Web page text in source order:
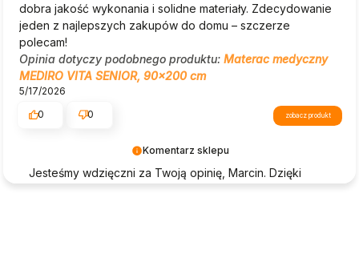
Komentarz sklepu
Jesteśmy wdzięczni za Twoją opinię, Marcin. Dzięki
dobra jakość wykonania i solidne materiały. Zdecydowanie
jeden z najlepszych zakupów do domu – szczerze
polecam!
Opinia dotyczy podobnego produktu: Materac medyczny
MEDIRO VITA SENIOR, 90x200 cm
5/17/2026
0
0 zobacz produkt